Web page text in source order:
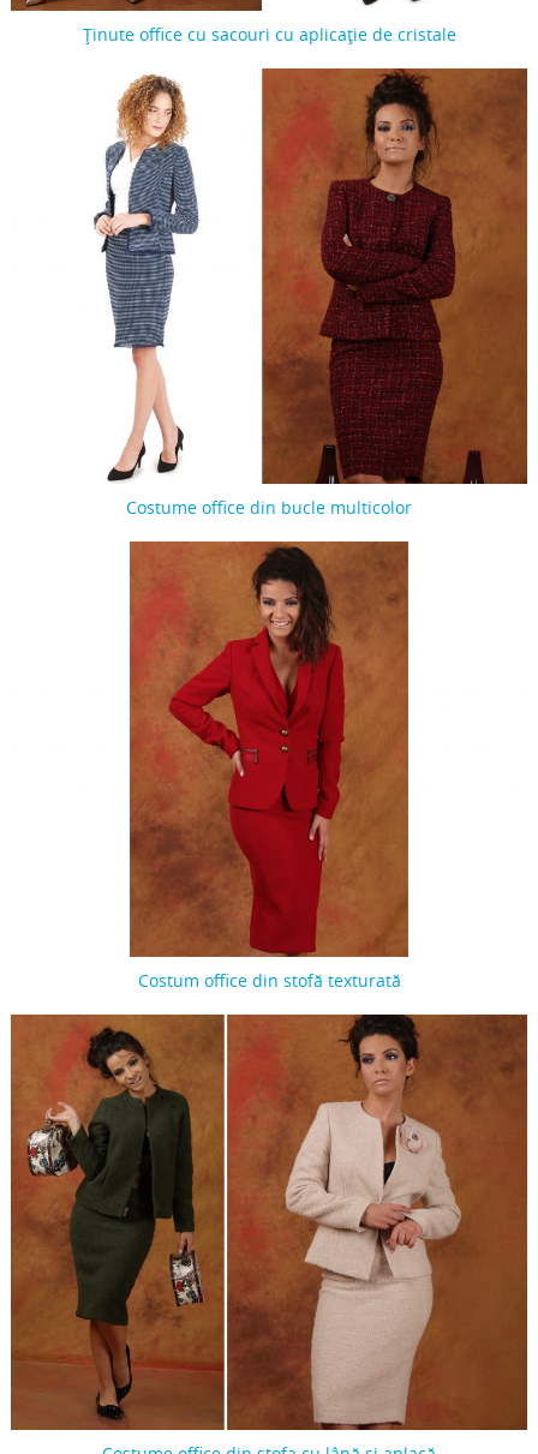
Ținute office cu sacouri cu aplicație de cristale
Costume office din bucle multicolor
Costum office din stofă texturată